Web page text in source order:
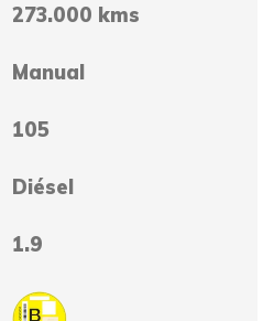
273.000 kms
Manual
105
Diésel
1.9